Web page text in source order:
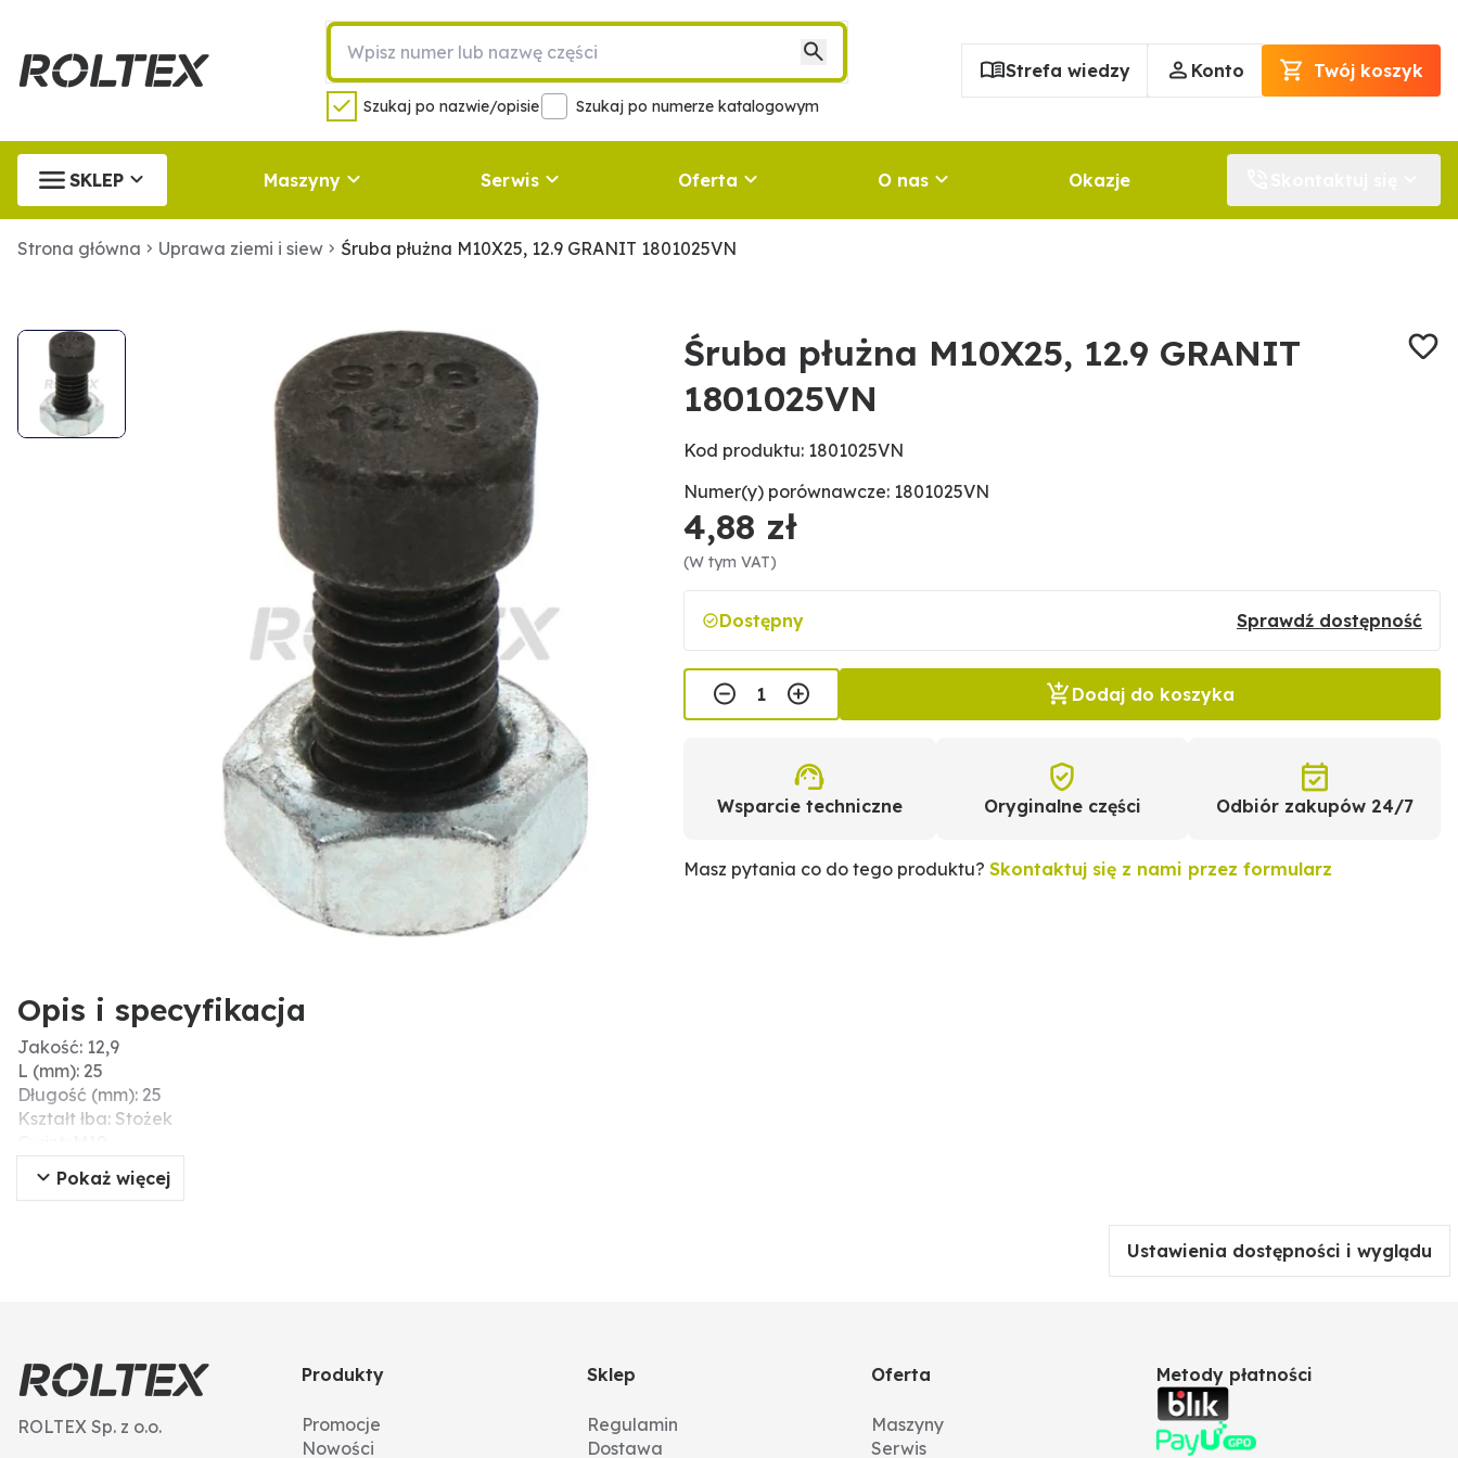
Szukaj po nazwie/opisie Szukaj po numerze katalogowym
Strefa wiedzy Konto Twój koszyk
SKLEP Maszyny Serwis Oferta O nas Okazje
Strona główna Uprawa ziemi i siew Śruba płużna M10X25, 12.9 GRANIT 1801025VN
Śruba płużna M10X25, 12.9 GRANIT
1801025VN
Kod produktu: 1801025VN
Numer(y) porównawcze: 1801025VN
4,88 zł
(W tym VAT)
Dostępny Sprawdź dostępność
Dodaj do koszyka
Wsparcie techniczne Oryginalne części Odbiór zakupów 24/7
Masz pytania co do tego produktu?Skontaktuj się z nami przez formularz
Opis i specyfikacja
Jakość: 12,9
L (mm): 25
Długość (mm): 25
Kształt łba: Stożek
Pokaż więcej
Ustawienia dostępności i wyglądu
ROLTEX Sp. z o.o.
Produkty
Promocje
Nowości
Sklep
Regulamin
Dostawa
Oferta
Maszyny
Serwis
Metody płatności